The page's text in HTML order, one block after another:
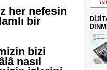
her nefesin
bir
bizi
nasıl